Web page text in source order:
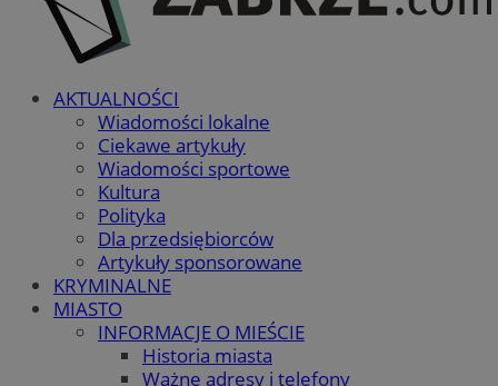
AKTUALNOŚCI
Wiadomości lokalne
Ciekawe artykuły
Wiadomości sportowe
Kultura
Polityka
Dla przedsiębiorców
Artykuły sponsorowane
KRYMINALNE
MIASTO
INFORMACJE O MIEŚCIE
Historia miasta
Ważne adresy i telefony